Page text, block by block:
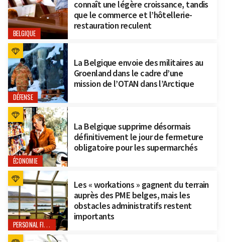
BELGIQUE
connaît une légère croissance, tandis
que le commerce et l’hôtellerie-
restauration reculent
DÉFENSE
La Belgique envoie des militaires au
Groenland dans le cadre d’une
mission de l’OTAN dans l’Arctique
ÉCONOMIE
La Belgique supprime désormais
définitivement le jour de fermeture
obligatoire pour les supermarchés
PERSONAL FINANCE
Les « workations » gagnent du terrain
auprès des PME belges, mais les
obstacles administratifs restent
importants